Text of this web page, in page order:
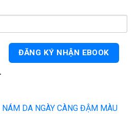
DA NGÀY CÀNG ĐẬM MÀU